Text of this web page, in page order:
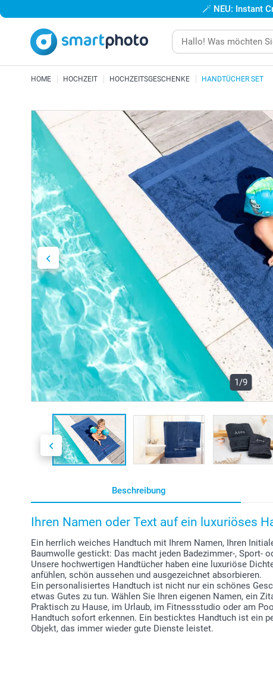
🪄 NEU: Instant
HOME HOCHZEIT HOCHZEITSGESCHENKE HANDTÜCHER SET
1/9
Beschreibung
Ihren Namen oder Text auf ein luxuriöses
Ein herrlich weiches Handtuch mit Ihrem Namen, Ihren
Baumwolle gestickt: Das macht jeden Badezimmer-, Sport-
Unsere hochwertigen Handtücher haben eine luxuriöse
anfühlen, schön aussehen und ausgezeichnet absorbieren.
Ein personalisiertes Handtuch ist nicht nur ein schönes
etwas Gutes zu tun. Wählen Sie Ihren eigenen Namen, ein
Praktisch zu Hause, im Urlaub, im Fitnessstudio oder am
Handtuch sofort erkennen. Ein besticktes Handtuch ist ein
Objekt, das immer wieder gute Dienste leistet.